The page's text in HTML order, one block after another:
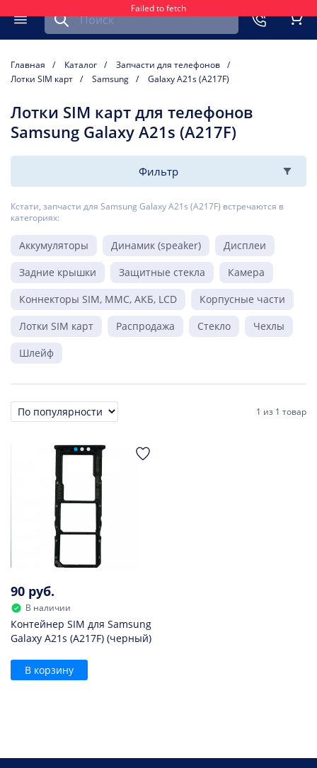
Failed to fetch
Меню
Найти запчасть для мобильного устройства
Главная Каталог
Запчасти для телефонов
Лотки SIM карт
Samsung Galaxy A21s (A217F)
Лотки SIM карт для телефонов
Samsung Galaxy A21s (A217F)
Фильтр
Кстати, запчасти для Samsung Galaxy A21s (A217F) встречаются в
категориях:
Аккумуляторы Динамик (speaker)
Дисплеи
Задние крышки
Защитные стекла
Камера
Коннекторы SIM, MMC, АКБ, LCD
Корпусные части
Лотки SIM карт
Распродажа Стекло
Чехлы
Шлейф
Сортировка 1 из 1 товар
90 руб.
В наличии
Контейнер SIM для Samsung
Galaxy A21s (A217F) (черный)
В корзину